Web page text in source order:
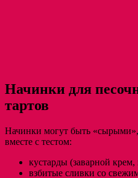
Начинки для
тартов
Начинки могут быть
вместе с тестом:
кустарды (заварной
взбитые сливки со